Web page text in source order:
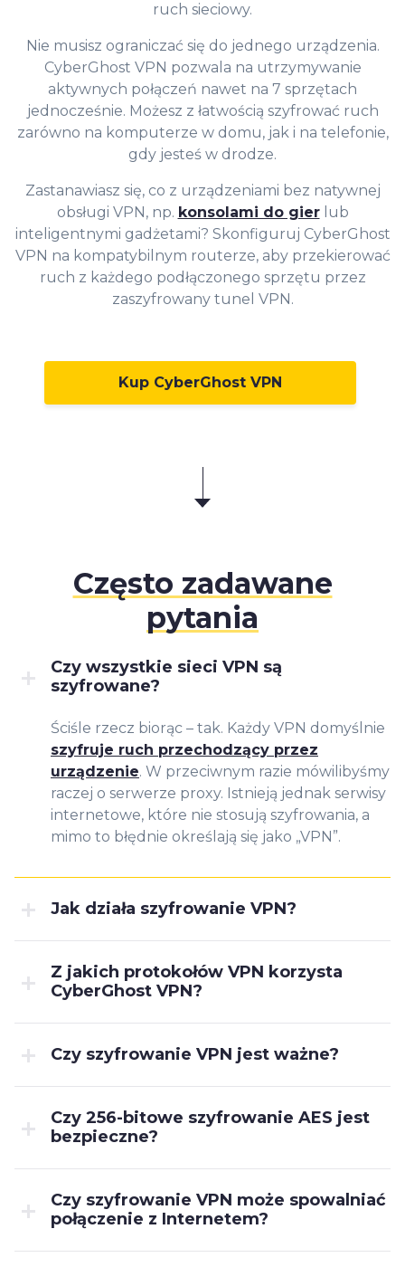
ruch sieciowy.
Nie musisz ograniczać się do jednego urządzenia.
CyberGhost VPN pozwala na utrzymywanie
aktywnych połączeń nawet na 7 sprzętach
jednocześnie. Możesz z łatwością szyfrować ruch
zarówno na komputerze w domu, jak i na telefonie,
gdy jesteś w drodze.
Zastanawiasz się, co z urządzeniami bez natywnej
obsługi VPN, np. konsolami do gierlub
inteligentnymi gadżetami? Skonfiguruj CyberGhost
VPN na kompatybilnym routerze, aby przekierować
ruch z każdego podłączonego sprzętu przez
zaszyfrowany tunel VPN.
Kup CyberGhost VPN
Często zadawane
pytania
Czy wszystkie sieci VPN są
szyfrowane?
Ściśle rzecz biorąc – tak. Każdy VPN domyślnie
szyfruje ruch przechodzący przez
urządzenie. W przeciwnym razie mówilibyśmy
raczej o serwerze proxy. Istnieją jednak serwisy
internetowe, które nie stosują szyfrowania, a
mimo to błędnie określają się jako „VPN”.
Jak działa szyfrowanie VPN?
Z jakich protokołów VPN korzysta
CyberGhost VPN?
Czy szyfrowanie VPN jest ważne?
Czy 256-bitowe szyfrowanie AES jest
bezpieczne?
Czy szyfrowanie VPN może spowalniać
połączenie z Internetem?